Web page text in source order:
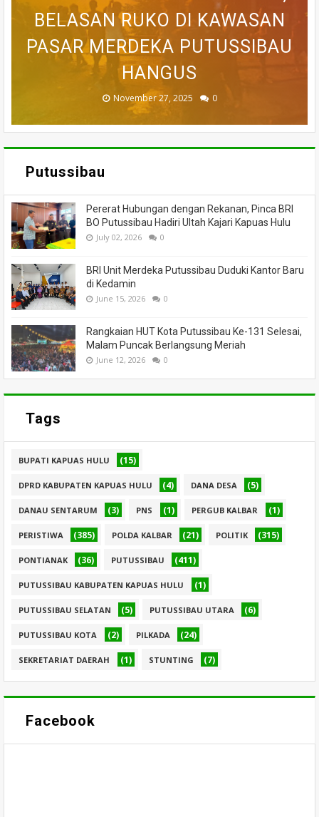
DILAPORKAN HILANG SAAT
MEMANCING DITEMUKAN
MENINGGAL DUNIA
July 05, 2026 0
BELASAN RUKO DI KAWASAN
PASAR MERDEKA PUTUSSIBAU
HANGUS
November 27, 2025 0
PEDULI KORBAN KEBAKARAN,
KORAMIL BADAU BERI
BANTUAN
March 26, 2025 0
BELASAN TOKO PAKAIAN DI
PUTUSSIBAU LUDES DILALAP
API
March 13, 2025 0
SEMPAT SEKARAT, H AKHIRNYA
TEWAS SETELAH 'DIHAKIMI'
MASSA
February 18, 2025 0
Putussibau
Pererat Hubungan dengan Rekanan, Pinca BRI
BO Putussibau Hadiri Ultah Kajari Kapuas Hulu
July 02, 2026 0
BRI Unit Merdeka Putussibau Duduki Kantor Baru
di Kedamin
June 15, 2026 0
Rangkaian HUT Kota Putussibau Ke-131 Selesai,
Malam Puncak Berlangsung Meriah
June 12, 2026 0
Tags
BUPATI KAPUAS HULU (15)
DPRD KABUPATEN KAPUAS HULU (4) DANA DESA (5)
DANAU SENTARUM (3) PNS (1) PERGUB KALBAR (1)
PERISTIWA (385) POLDA KALBAR (21) POLITIK (315)
PONTIANAK (36) PUTUSSIBAU (411)
PUTUSSIBAU KABUPATEN KAPUAS HULU (1)
PUTUSSIBAU SELATAN (5) PUTUSSIBAU UTARA (6)
PUTUSSIBAU KOTA (2) PILKADA (24)
SEKRETARIAT DAERAH (1) STUNTING (7)
Facebook